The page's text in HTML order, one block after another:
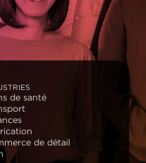
de santé
de détail